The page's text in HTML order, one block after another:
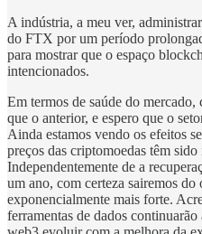
A indústria, a meu ver,
do FTX por um período
para mostrar que o espaço
intencionados.
Em termos de saúde do
que o anterior, e espero que o
Ainda estamos vendo os efeitos
preços das criptomoedas têm
Independentemente de a
um ano, com certeza sairemos
exponencialmente mais forte.
ferramentas de dados continuarão